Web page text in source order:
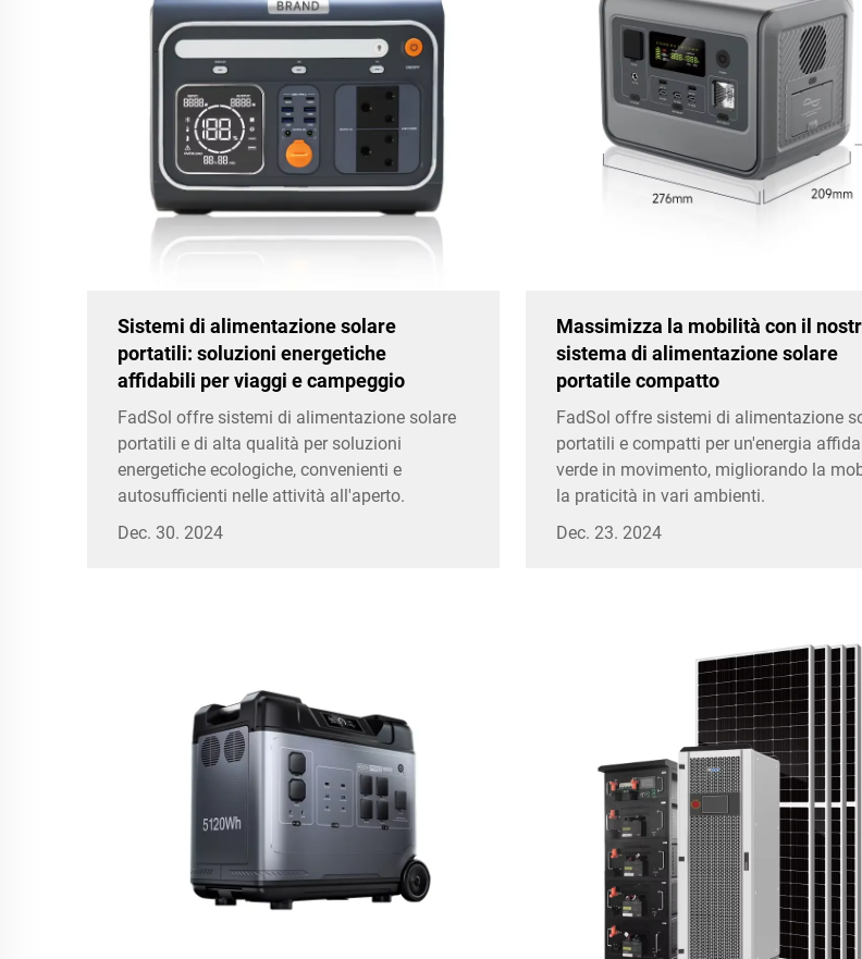
Sistemi di alimentazione solare
portatili: soluzioni energetiche
affidabili per viaggi e campeggio
FadSol offre sistemi di alimentazione solare
portatili e di alta qualità per soluzioni
energetiche ecologiche, convenienti e
autosufficienti nelle attività all'aperto.
Dec. 30. 2024
Massimizza la mobilità con il
sistema di alimentazione solare
portatile compatto
FadSol offre sistemi di alimentazione
portatili e compatti per un'energia
verde in movimento, migliorando la
la praticità in vari ambienti.
Dec. 23. 2024